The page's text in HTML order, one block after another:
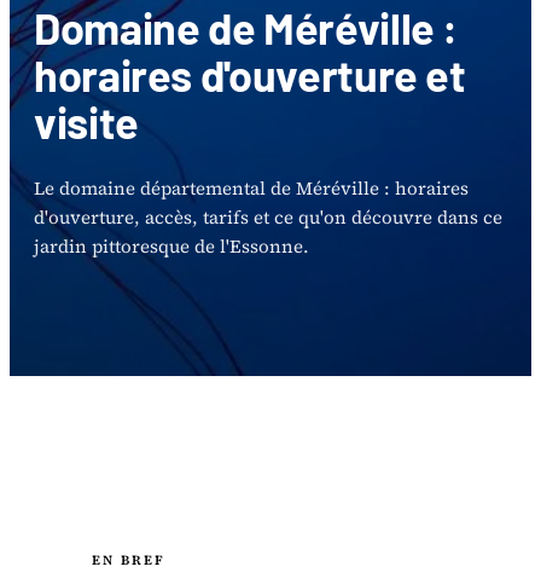
Domaine de Méréville :
horaires d'ouverture et
visite
Le domaine départemental de Méréville : horaires
d'ouverture, accès, tarifs et ce qu'on découvre dans ce
jardin pittoresque de l'Essonne.
EN BREF